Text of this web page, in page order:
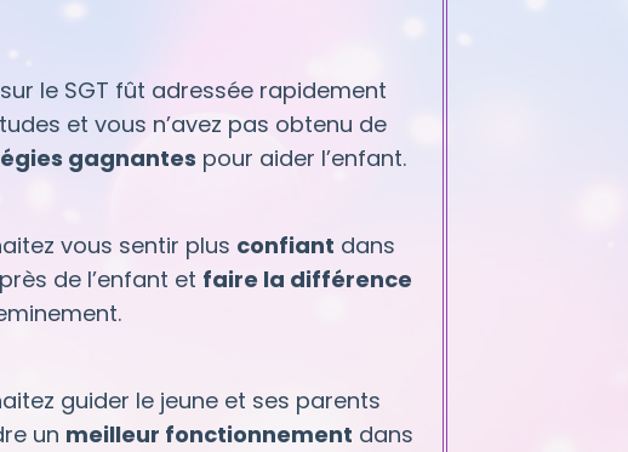
le SGT fût adressée rapidement
et vous n’avez pas obtenu de
gagnantes pour aider l’enfant.
vous sentir plus confiant dans
de l’enfant et faire la différence
guider le jeune et ses parents
un meilleur fonctionnement dans